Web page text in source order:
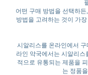
어떤 구매 방법을 선택하
방법을 고려하는 것이 가
시알리스를 온라인에서
라인 약국에서는 시알리
적으로 유통되는 제품을
는 정품